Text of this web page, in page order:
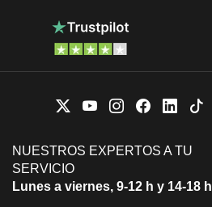
NUESTROS EXPERTOS A TU
SERVICIO
Lunes a viernes, 9-12 h y 14-18 h